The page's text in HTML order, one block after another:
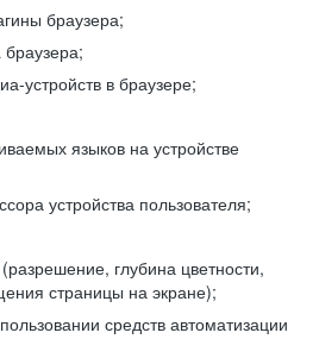
браузера;
устройств в браузере;
языков на устройстве
устройства пользователя;
глубина цветности,
страницы на экране);
средств автоматизации